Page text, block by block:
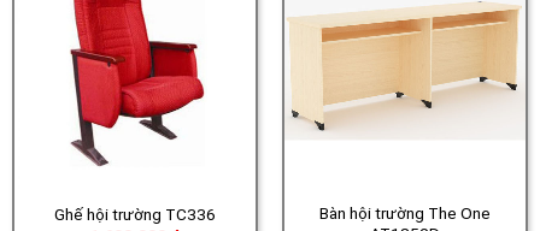
Ghế hội trường TC336
Bàn hội trường The One